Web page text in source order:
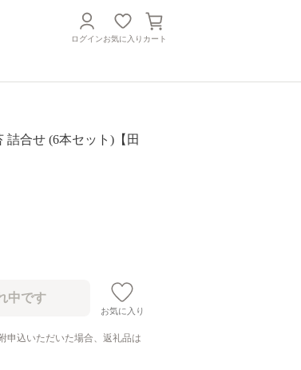
ログインお気に入り カート
詰合せ (6本セット)【田
お気に入り
申込いただいた場合、返礼品は